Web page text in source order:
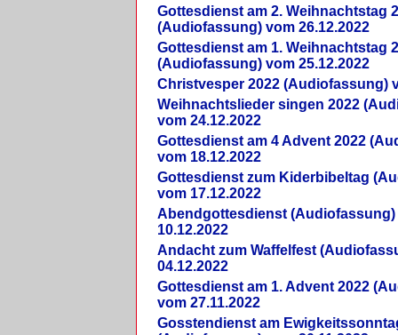
Gottesdienst am 2. Weihnachtstag
(Audiofassung) vom 26.12.2022
Gottesdienst am 1. Weihnachtstag
(Audiofassung) vom 25.12.2022
Christvesper 2022 (Audiofassung)
Weihnachtslieder singen 2022
vom 24.12.2022
Gottesdienst am 4 Advent 2022
vom 18.12.2022
Gottesdienst zum Kiderbibeltag
vom 17.12.2022
Abendgottesdienst (Audiofassung)
10.12.2022
Andacht zum Waffelfest
04.12.2022
Gottesdienst am 1. Advent 2022
vom 27.11.2022
Gosstendienst am